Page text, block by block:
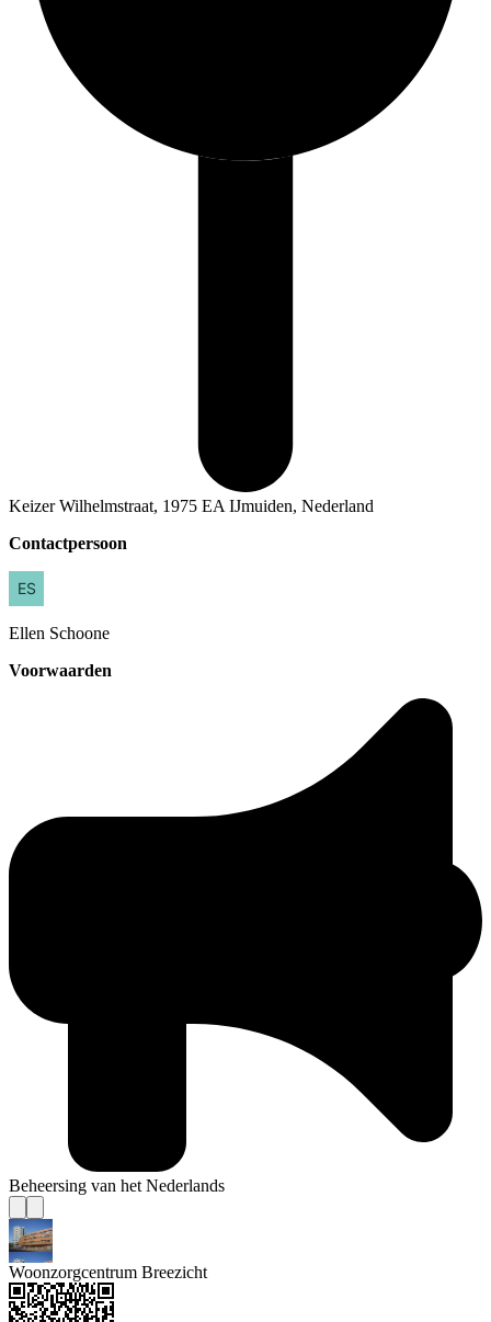
Keizer Wilhelmstraat, 1975 EA IJmuiden, Nederland
Contactpersoon
Ellen Schoone
Voorwaarden
Beheersing van het Nederlands
Woonzorgcentrum Breezicht